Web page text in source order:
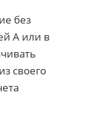
без
А или в
своего